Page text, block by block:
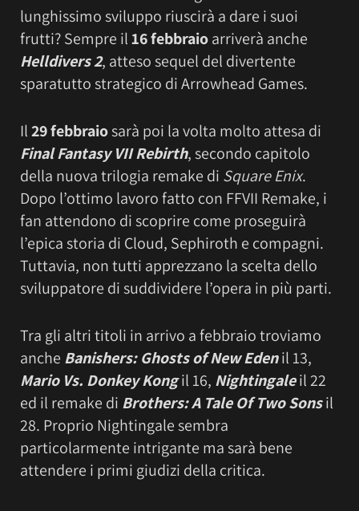
lunghissimo sviluppo riuscirà a dare i suoi
frutti? Sempre il16 febbraioarriverà anche
Helldivers 2, atteso sequel del divertente
sparatutto strategico di Arrowhead Games.
Il29 febbraiosarà poi la volta molto attesa di
Final Fantasy VII Rebirth, secondo capitolo
della nuova trilogia remake di Square Enix.
Dopo l’ottimo lavoro fatto con FFVII Remake, i
fan attendono di scoprire come proseguirà
l’epica storia di Cloud, Sephiroth e compagni.
Tuttavia, non tutti apprezzano la scelta dello
sviluppatore di suddividere l’opera in più parti.
Tra gli altri titoli in arrivo a febbraio troviamo
anche Banishers: Ghosts of New Edenil 13,
Mario Vs. Donkey Kongil 16, Nightingaleil 22
ed il remake di Brothers: A Tale Of Two Sonsil
28. Proprio Nightingale sembra
particolarmente intrigante ma sarà bene
attendere i primi giudizi della critica.